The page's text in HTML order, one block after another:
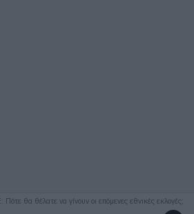
Πότε θα θέλατε να γίνουν οι επόμενες εθνικές εκλογές;